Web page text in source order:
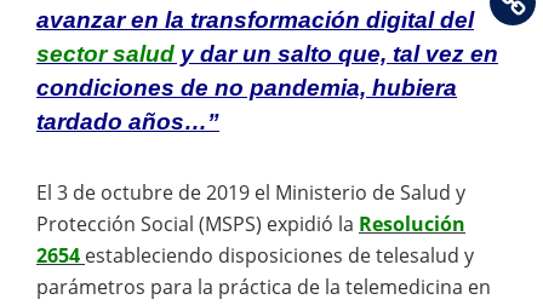
avanzar en la transformación digital del
sector salud y dar un salto que, tal vez en
condiciones de no pandemia, hubiera
tardado años…”
El 3 de octubre de 2019 el Ministerio de Salud y
Protección Social (MSPS) expidió la Resolución
2654 estableciendo disposiciones de telesalud y
parámetros para la práctica de la telemedicina en